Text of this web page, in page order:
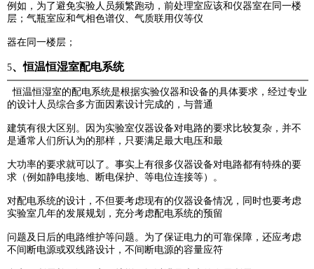
例如 ，为了避免实验人员频繁跑动，前处理室应该和仪器室在同一楼
层；气瓶室应和气相色谱仪、气质联用仪等仪
器在同一楼层；
5、恒温恒湿室配电系统
恒温恒湿室的配电系统是根据实验仪器和设备的具体要求，经过专业
的设计人员综合多方面因素设计完成的， 与普通
建筑有很大区别。因为实验室仪器设备对电路的要求比较复杂，并不
是通常人们所认为的那样，只要满足最大电压和最
大功率的要求就可以了。事实上有很多仪器设备对电路都有特殊的要
求（例如静电接地、断电保护、等电位连接等）。
对配电系统的设计，不但要考虑现有的仪器设备情况，同时也要考虑
实验室几年的发展规划，充分考虑配电系统的预留
问题及日后的电路维护等问题。为了保证电力的可靠保障，还应考虑
不间断电源或双线路设计，不间断电源的容量应符